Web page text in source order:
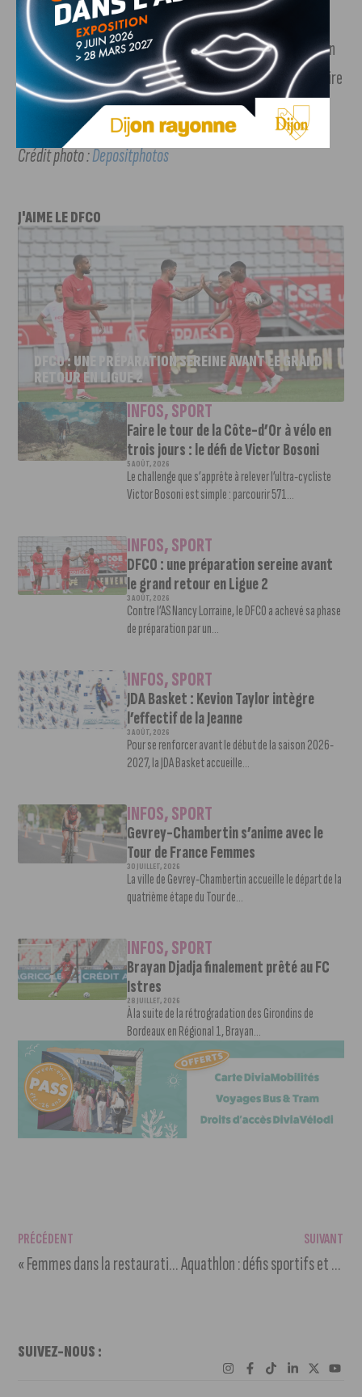
D’autres animations sont au programme sur la
François Rude: marché de créateur nocturne (Association
CréArts Dijon), live painting et ateliers d’arts (Le Laboratoire
de Formes Potentielles), danse Hip-Hop (Figure 2 Style).
Crédit photo :Depositphotos
J'AIME LE DFCO
DFCO : UNE PRÉPARATION SEREINE AVANT LE GRAND
RETOUR EN LIGUE 2
INFOS,SPORT
Faire le tour de la Côte-d’Or à vélo en
trois jours : le défi de Victor Bosoni
5 AOÛT, 2026
Le challenge que s’apprête à relever l’ultra-cycliste
Victor Bosoni est simple : parcourir 571...
INFOS,SPORT
DFCO : une préparation sereine avant
le grand retour en Ligue 2
3 AOÛT, 2026
Contre l’AS Nancy Lorraine, le DFCO a achevé sa phase
de préparation par un...
INFOS,SPORT
JDA Basket : Kevion Taylor intègre
l’effectif de la Jeanne
3 AOÛT, 2026
Pour se renforcer avant le début de la saison 2026-
2027, la JDA Basket accueille...
INFOS,SPORT
Gevrey-Chambertin s’anime avec le
Tour de France Femmes
30 JUILLET, 2026
La ville de Gevrey-Chambertin accueille le départ de la
quatrième étape du Tour de...
INFOS,SPORT
Brayan Djadja finalement prêté au FC
Istres
28 JUILLET, 2026
À la suite de la rétrogradation des Girondins de
Bordeaux en Régional 1, Brayan...
PRÉCÉDENT
« Femmes dans la restaurations » : une soirée spéciale au Pathé Dijon
SUIVANT
Aquathlon : défis sportifs et plaisir aquatique le 15 juin
SUIVEZ-NOUS :